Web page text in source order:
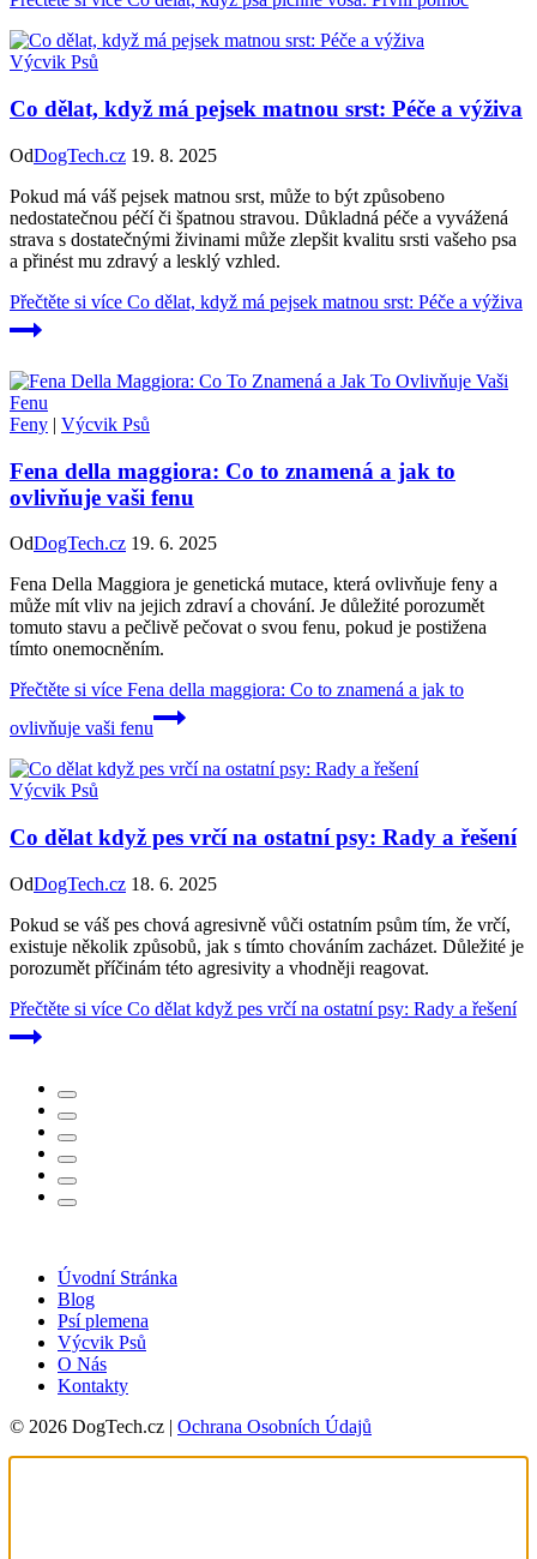
Výcvik Psů
Co dělat, když má pejsek matnou srst: Péče a výživa
OdDogTech.cz 19. 8. 2025
Pokud má váš pejsek matnou srst, může to být způsobeno
nedostatečnou péčí či špatnou stravou. Důkladná péče a vyvážená
strava s dostatečnými živinami může zlepšit kvalitu srsti vašeho psa
a přinést mu zdravý a lesklý vzhled.
Přečtěte si více Co dělat, když má pejsek matnou srst: Péče a výživa
Feny | Výcvik Psů
Fena della maggiora: Co to znamená a jak to
ovlivňuje vaši fenu
OdDogTech.cz 19. 6. 2025
Fena Della Maggiora je genetická mutace, která ovlivňuje feny a
může mít vliv na jejich zdraví a chování. Je důležité porozumět
tomuto stavu a pečlivě pečovat o svou fenu, pokud je postižena
tímto onemocněním.
Přečtěte si více Fena della maggiora: Co to znamená a jak to
ovlivňuje vaši fenu
Výcvik Psů
Co dělat když pes vrčí na ostatní psy: Rady a řešení
OdDogTech.cz 18. 6. 2025
Pokud se váš pes chová agresivně vůči ostatním psům tím, že vrčí,
existuje několik způsobů, jak s tímto chováním zacházet. Důležité je
porozumět příčinám této agresivity a vhodněji reagovat.
Přečtěte si více Co dělat když pes vrčí na ostatní psy: Rady a řešení
Úvodní Stránka
Blog
Psí plemena
Výcvik Psů
O Nás
Kontakty
© 2026 DogTech.cz | Ochrana Osobních Údajů